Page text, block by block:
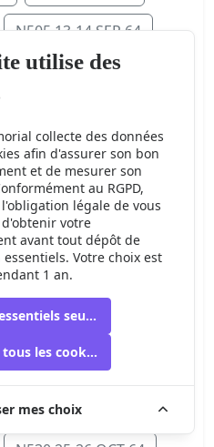
N505 13-14 SEP 64
N507 16 SEP 64
N512 23 SEP 6
N515 27-28 SEP 64
N518 5 OCT 64
N522 9 OCT 64
N524 13 OCT 64
N526 16-17 OCT 64
N528 21 OCT 64
utilise des
collecte des données
afin d'assurer son bon
et de mesurer son
au RGPD,
légale de vous
votre
avant tout dépôt de
essentiels. Votre choix est
1 an.
seulement
les cookies
mes choix